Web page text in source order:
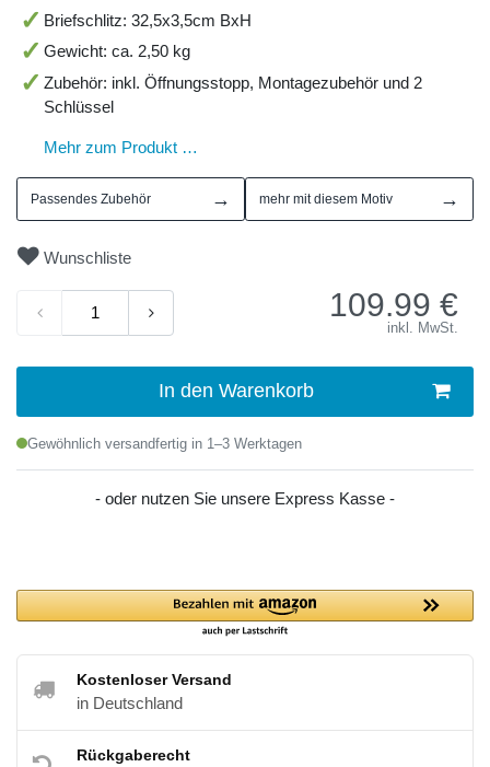
Briefschlitz: 32,5x3,5cm BxH
Gewicht: ca. 2,50 kg
Zubehör: inkl. Öffnungsstopp, Montagezubehör und 2
Schlüssel
Mehr zum Produkt …
Passendes Zubehör → mehr mit diesem Motiv →
Wunschliste
109.99 €
inkl. MwSt.
In den Warenkorb
Gewöhnlich versandfertig in 1–3 Werktagen
- oder nutzen Sie unsere Express Kasse -
Kostenloser Versand
in Deutschland
Rückgaberecht